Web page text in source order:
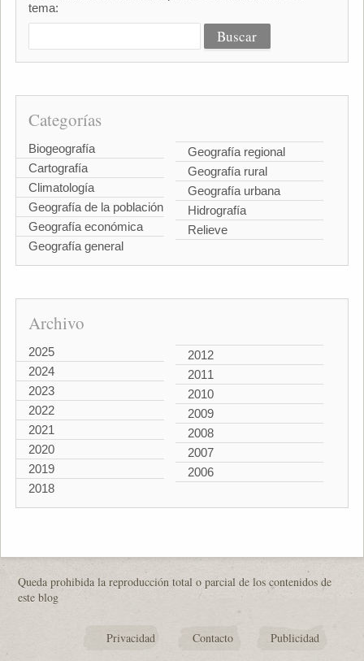
tema:
Categorías
Biogeografía
Cartografía
Climatología
Geografía de la población
Geografía económica
Geografía general
Geografía regional
Geografía rural
Geografía urbana
Hidrografía
Relieve
Archivo
2025
2024
2023
2022
2021
2020
2019
2018
2012
2011
2010
2009
2008
2007
2006
Queda prohibida la reproducción total o parcial de los contenidos de
este blog
Privacidad Contacto Publicidad